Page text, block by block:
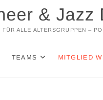
& Jazz
ALLE ALTERSGRUPPEN –
TEAMS MITGLIED